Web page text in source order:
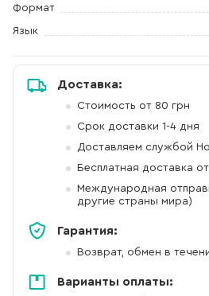
Формат
Язык
Доставка:
Стоимость от 80 грн
Срок доставки 1-4 дня
Доставляем службой
Бесплатная доставка
Международная
другие страны мира)
Гарантия:
Возврат, обмен в
Варианты оплаты: